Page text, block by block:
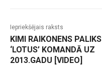
Iepriekšējais raksts
KIMI RAIKONENS PALIKS
‘LOTUS’ KOMANDĀ UZ
2013.GADU [VIDEO]